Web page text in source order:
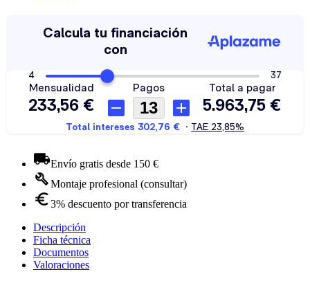
Envío gratis desde 150 €
Montaje profesional (consultar)
3% descuento por transferencia
Descripción
Ficha técnica
Documentos
Valoraciones